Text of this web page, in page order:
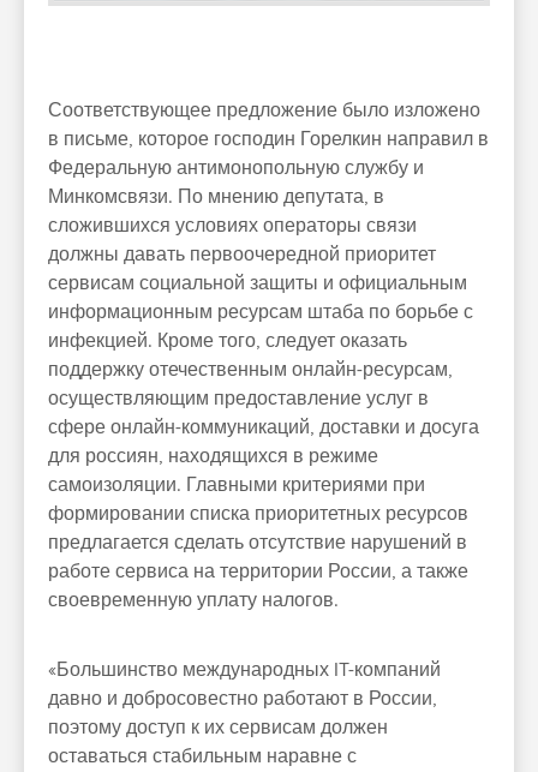
Соответствующее предложение было изложено
в письме, которое господин Горелкин направил в
Федеральную антимонопольную службу и
Минкомсвязи. По мнению депутата, в
сложившихся условиях операторы связи
должны давать первоочередной приоритет
сервисам социальной защиты и официальным
информационным ресурсам штаба по борьбе с
инфекцией. Кроме того, следует оказать
поддержку отечественным онлайн-ресурсам,
осуществляющим предоставление услуг в
сфере онлайн-коммуникаций, доставки и досуга
для россиян, находящихся в режиме
самоизоляции. Главными критериями при
формировании списка приоритетных ресурсов
предлагается сделать отсутствие нарушений в
работе сервиса на территории России, а также
своевременную уплату налогов.
«Большинство международных IT-компаний
давно и добросовестно работают в России,
поэтому доступ к их сервисам должен
оставаться стабильным наравне с